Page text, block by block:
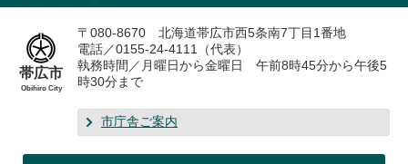
帯広市
Obihiro City
〒080-8670 北海道帯広市西5条南7丁目1番地
電話／0155-24-4111（代表）
執務時間／月曜日から金曜日 午前8時45分から午後5
時30分まで
市庁舎ご案内